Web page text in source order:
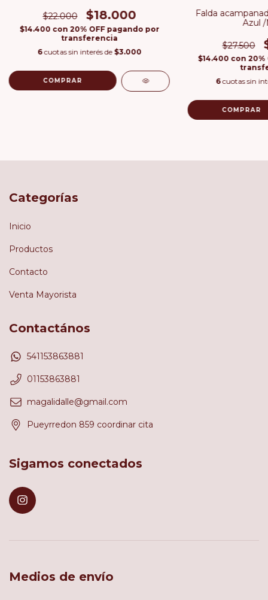
$22.000 $18.000
$14.400 con 20% OFF pagando por
transferencia
6 cuotas sin interés de $3.000
COMPRAR
Falda
Azul
$27.500
$14.400 con 20%
6 cuotas sin
COMPRAR
Categorías
Inicio
Productos
Contacto
Venta Mayorista
Contactános
541153863881
01153863881
magalidalle@gmail.com
Pueyrredon 859 coordinar cita
Sigamos conectados
Medios de envío